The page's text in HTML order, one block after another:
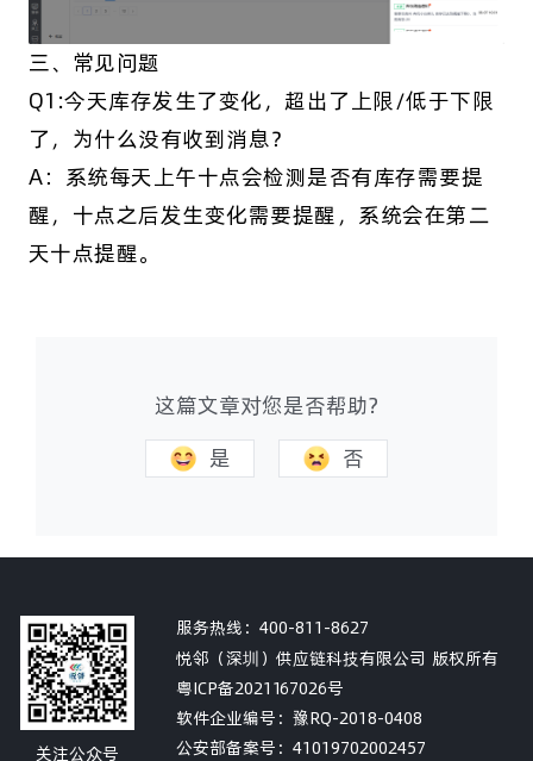
三、常见问题
Q1:今天库存发生了变化，超出了上限/低于下限
了，为什么没有收到消息？
A：系统每天上午十点会检测是否有库存需要提
醒，十点之后发生变化需要提醒，系统会在第二
天十点提醒。
这篇文章对您是否帮助?
是
否
关注公众号
服务热线： 400-811-8627
悦邻（深圳）供应链科技有限公司 版权所有
粤ICP备2021167026号
软件企业编号：豫RQ-2018-0408
公安部备案号： 41019702002457